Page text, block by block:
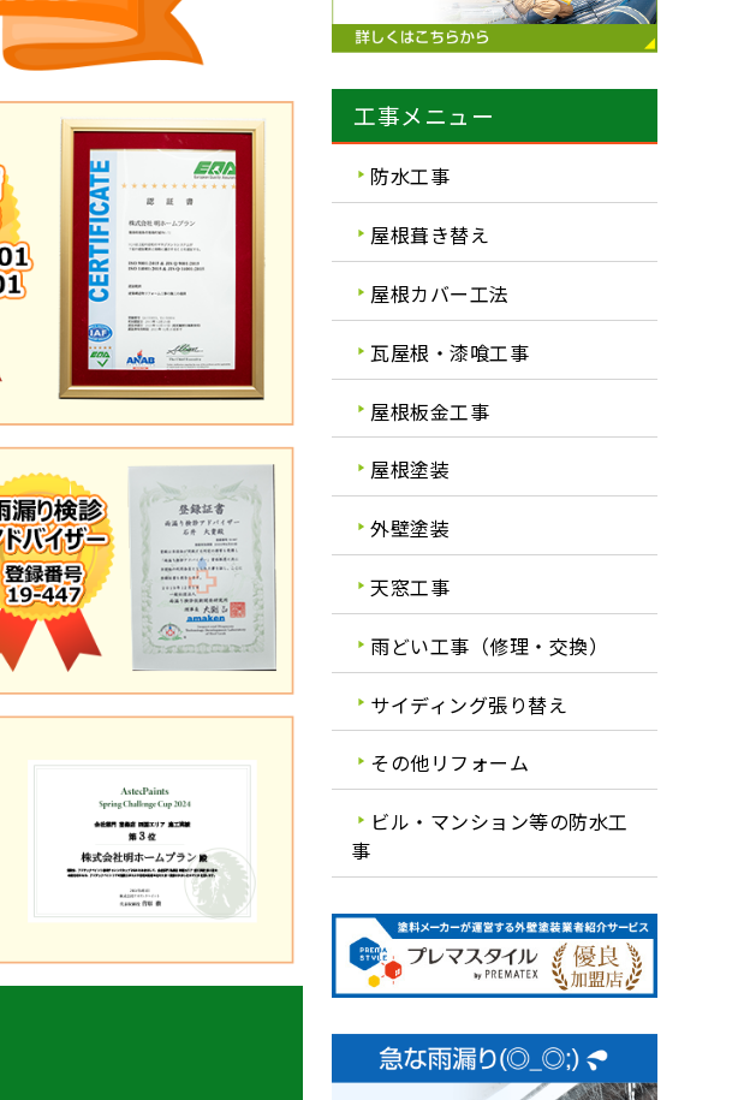
工事メニュー
防水工事
屋根葺き替え
屋根カバー工法
瓦屋根・漆喰工事
屋根板金工事
屋根塗装
外壁塗装
天窓工事
雨どい工事（修理・交換）
サイディング張り替え
その他リフォーム
ビル・マンション等の防水工
事